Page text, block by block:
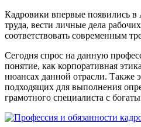
Кадровики впервые появились в
труда, вести личные дела
соответствовать современным
Сегодня спрос на данную
понятие, как корпоративная
нюансах данной отрасли. Также
подходящих для выполнения
грамотного специалиста с